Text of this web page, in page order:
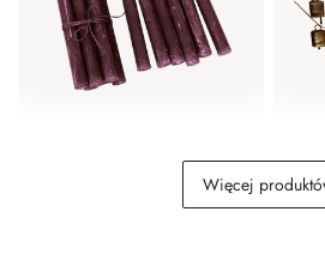
Świeca, zestaw 12 szt.Więcej